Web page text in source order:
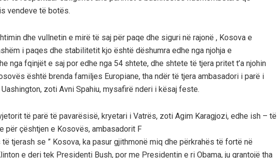
vendeve të botës.
dhe vullnetin e mirë të saj për paqe dhe siguri në rajonë , Kosova e
i paqes dhe stabilitetit kjo është dëshumra edhe nga njohja e
nga fqinjët e saj por edhe nga 54 shtete, dhe shtete të tjera pritet t’a njohin
është brenda familjes Europiane, tha ndër të tjera ambasadori i parë i
zoti Avni Spahiu, mysafirë nderi i kësaj feste.
të parë të pavarësisë, kryetari i Vatrës, zoti Agim Karagjozi, edhe ish – të
për çështjen e Kosovës, ambasadorit F
tjerash se ” Kosova, ka pasur gjithmonë miq dhe përkrahës të fortë në
e deri tek Presidenti Bush, por me Presidentin e ri Obama, ju grantojë tha